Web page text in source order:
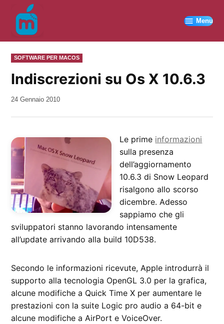
contenuto
Menu
PUBBLICATO
IN
SOFTWARE PER MACOS
Indiscrezioni su Os X 10.6.3
da
24 Gennaio 2010
Le prime informazioni
sulla presenza
dell’aggiornamento
10.6.3 di Snow Leopard
risalgono allo scorso
dicembre. Adesso
sappiamo che gli
sviluppatori stanno lavorando intensamente
all’update arrivando alla build 10D538.
Secondo le informazioni ricevute, Apple introdurrà il
supporto alla tecnologia OpenGL 3.0 per la grafica,
alcune modifiche a Quick Time X per aumentare le
prestazioni con la suite Logic pro audio a 64-bit e
alcune modifiche a AirPort e VoiceOver.